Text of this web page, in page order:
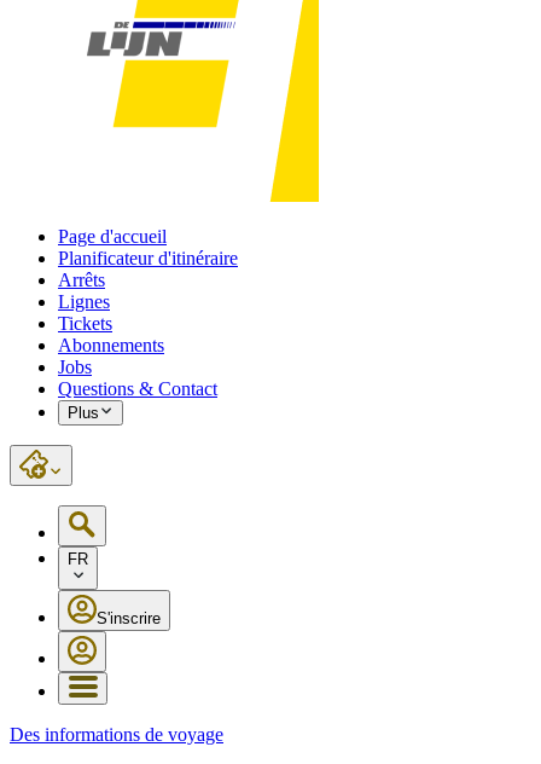
Page d'accueil
Planificateur d'itinéraire
Arrêts
Lignes
Tickets
Abonnements
Jobs
Questions & Contact
Plus
FR
S'inscrire
Des informations de voyage